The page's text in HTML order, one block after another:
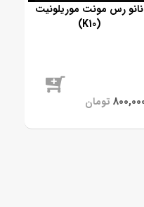
نانو رس مونت موریلونیت
(K10)
موجود